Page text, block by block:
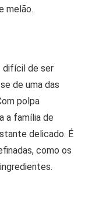
melão.
difícil de ser
de uma das
polpa
a família de
delicado. É
como os